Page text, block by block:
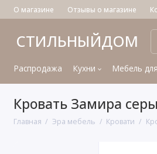
О магазине Отзывы о магазине
СТИЛЬНЫЙДОМ
Распродажа Кухни Мебель
Кровать Замира
Главная Эра мебель Кровати